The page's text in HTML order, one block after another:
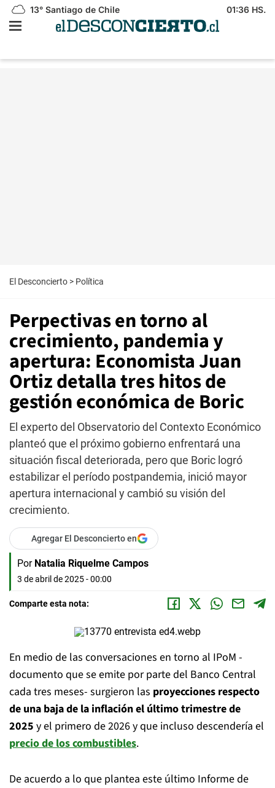
13° Santiago de Chile 01:36 HS.
El Desconcierto > Política
Perpectivas en torno al
crecimiento, pandemia y
apertura: Economista Juan
Ortiz detalla tres hitos de
gestión económica de Boric
El experto del Observatorio del Contexto Económico
planteó que el próximo gobierno enfrentará una
situación fiscal deteriorada, pero que Boric logró
estabilizar el período postpandemia, inició mayor
apertura internacional y cambió su visión del
crecimiento.
Agregar El Desconcierto en
Por Natalia Riquelme Campos
3 de abril de 2025 - 00:00
Comparte esta nota:
En medio de las conversaciones en torno al IPoM -
documento que se emite por parte del Banco Central
cada tres meses- surgieron las proyecciones respecto
de una baja de la inflación el último trimestre de
2025 y el primero de 2026 y que incluso descendería el
precio de los combustibles.
De acuerdo a lo que plantea este último Informe de